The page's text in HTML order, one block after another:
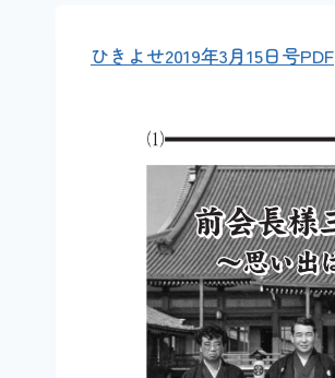
ひきよせ2019年3月15日号PDF